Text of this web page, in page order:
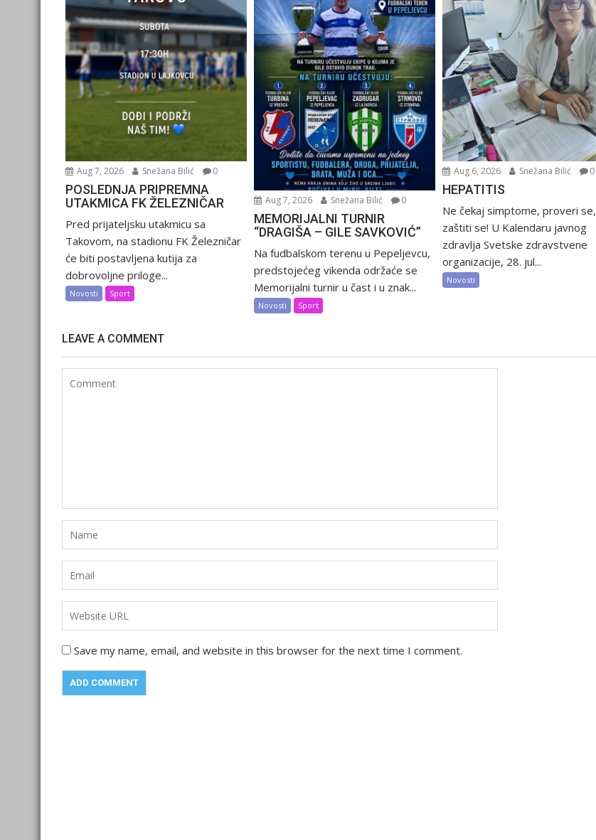
Aug 7, 2026 Snežana Bilić 0
POSLEDNJA PRIPREMNA
UTAKMICA FK ŽELEZNIČAR
Pred prijateljsku utakmicu sa
Takovom, na stadionu FK Železničar
će biti postavljena kutija za
dobrovoljne priloge...
Novosti Sport
Aug 7, 2026 Snežana Bilić 0
MEMORIJALNI TURNIR
“DRAGIŠA – GILE SAVKOVIĆ”
Na fudbalskom terenu u Pepeljevcu,
predstojećeg vikenda održaće se
Memorijalni turnir u čast i u znak...
Novosti Sport
Aug 6, 2026 Snežana Bilić 0
HEPATITIS
Ne čekaj simptome, proveri se,
zaštiti se! U Kalendaru javnog
zdravlja Svetske zdravstvene
organizacije, 28. jul...
Novosti
LEAVE A COMMENT
Save my name, email, and website in this browser for the next time I comment.